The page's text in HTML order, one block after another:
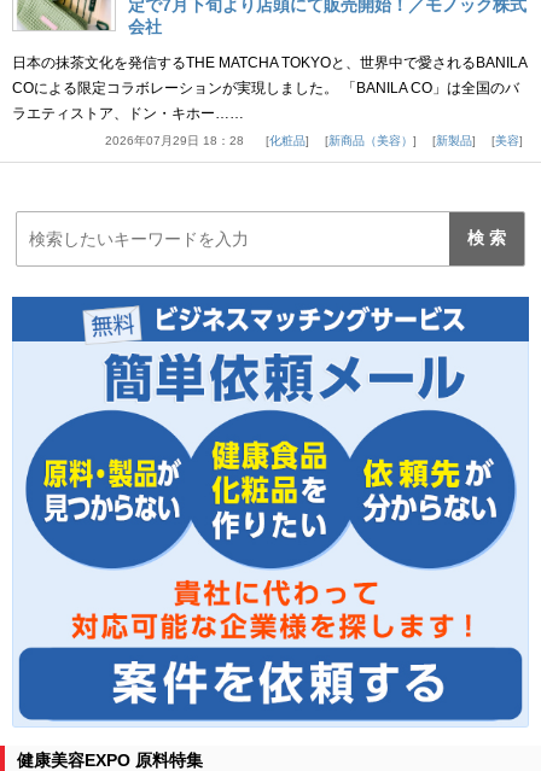
定で7月下旬より店頭にて販売開始！／モノック株式
会社
日本の抹茶文化を発信するTHE MATCHA TOKYOと、世界中で愛されるBANILA
COによる限定コラボレーションが実現しました。 「BANILA CO」は全国のバ
ラエティストア、ドン・キホー……
2026年07月29日 18：28 化粧品 新商品（美容） 新製品 美容
健康美容EXPO 原料特集